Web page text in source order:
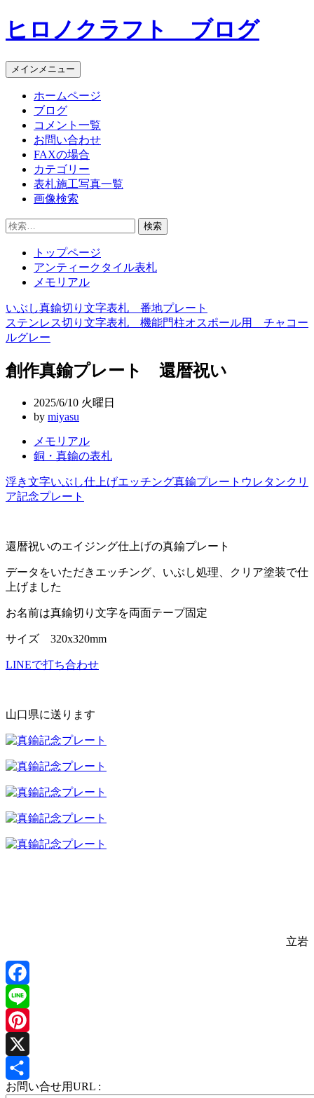
コ
ン
ン
ツ
ヒロノクラフト ブログ
メインメニュー
ホームページ
ブログ
コメント一覧
お問い合わせ
FAXの場合
カテゴリー
表札施工写真一覧
画像検索
検
トップページ
アンティークタイル表札
メモリアル
投
稿
ビ
ン
いぶし真鍮切り文字表札 番地プレート
ステンレス切り文字表札 機能門柱オスポール用 チャコー
ルグレー
創作真鍮プレート 還暦祝い
2025/6/10 火曜日
by miyasu
メモリアル
銅・真鍮の表札
浮き文字いぶし仕上げエッチング真鍮プレート ウレタンクリ
ア記念プレート
還暦祝いのエイジング仕上げの真鍮プレート
データをいただきエッチング、いぶし処理、クリア塗装で仕
上げました
お名前は真鍮切り文字を両面テープ固定
サイズ 320x320mm
LINEで打ち合わせ
山口県に送ります
立岩
Facebook
Line
Pinterest
X
共
お問い合せ用URL :